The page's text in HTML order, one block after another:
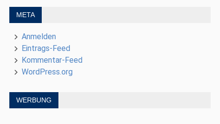
META
Anmelden
Eintrags-Feed
Kommentar-Feed
WordPress.org
WERBUNG